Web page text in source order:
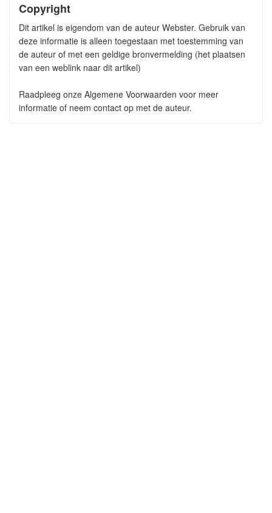
Copyright
Dit artikel is eigendom van de auteur Webster. Gebruik van
deze informatie is alleen toegestaan met toestemming van
de auteur of met een geldige bronvermelding (het plaatsen
van een weblink naar dit artikel)
Raadpleeg onze Algemene Voorwaarden voor meer
informatie of neem contact op met de auteur.